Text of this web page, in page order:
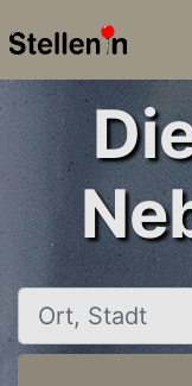
Ort, Stadt